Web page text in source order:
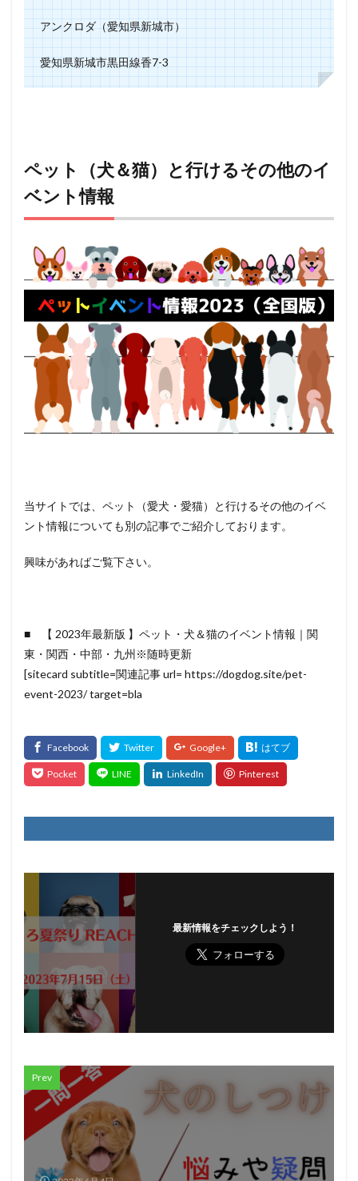
アンクロダ（愛知県新城市）
愛知県新城市黒田線香7-3
ペット（犬＆猫）と行けるその他のイ
ベント情報
当サイトでは、ペット（愛犬・愛猫）と行けるその他のイベ
ント情報についても別の記事でご紹介しております。
興味があればご覧下さい。
■ 【 2023年最新版 】ペット・犬＆猫のイベント情報｜関
東・関西・中部・九州※随時更新
[sitecard subtitle=関連記事 url= https://dogdog.site/pet-
event-2023/ target=bla
最新情報をチェックしよう！
Prev